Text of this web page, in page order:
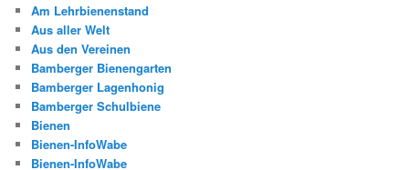
Am Lehrbienenstand
Aus aller Welt
Aus den Vereinen
Bamberger Bienengarten
Bamberger Lagenhonig
Bamberger Schulbiene
Bienen
Bienen-InfoWabe
Bienen-InfoWabe